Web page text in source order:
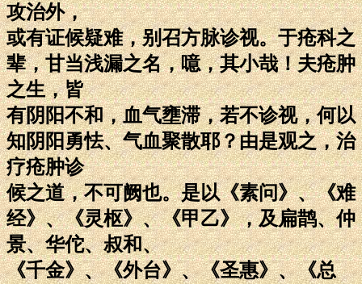
攻治外，
或有证候疑难，别召方脉诊视。于疮科之
辈，甘当浅漏之名，噫，其小哉！夫疮肿
之生，皆
有阴阳不和，血气壅滞，若不诊视，何以
知阴阳勇怯、气血聚散耶？由是观之，治
疗疮肿诊
候之道，不可阙也。是以《素问》、《难
经》、《灵枢》、《甲乙》，及扁鹊、仲
景、华佗、叔和、
《千金》、《外台》、《圣惠》、《总